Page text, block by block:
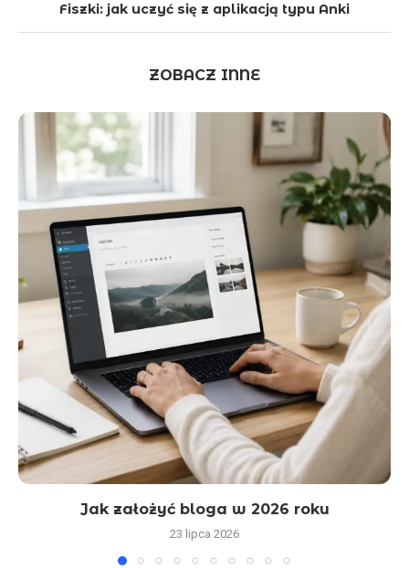
Fiszki: jak uczyć się z aplikacją typu Anki
ZOBACZ INNE
Jak założyć bloga w 2026 roku
23 lipca 2026